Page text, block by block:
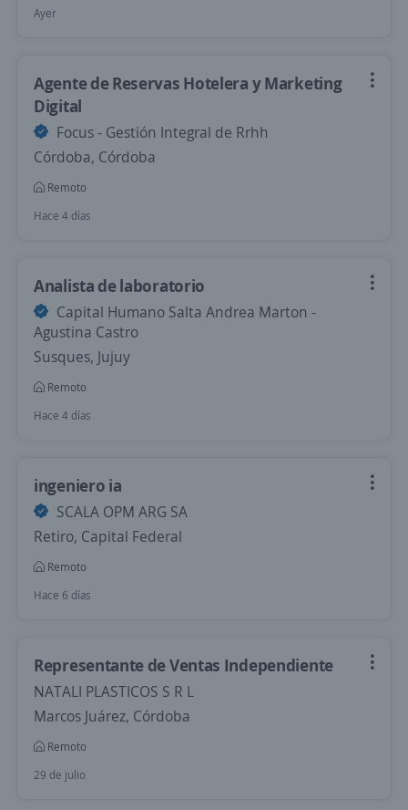
Ayer
Agente de Reservas Hotelera y Marketing
Digital
Focus - Gestión Integral de Rrhh
Córdoba, Córdoba
Remoto
Hace 4 días
Analista de laboratorio
Capital Humano Salta Andrea Marton -
Agustina Castro
Susques, Jujuy
Remoto
Hace 4 días
ingeniero ia
SCALA OPM ARG SA
Retiro, Capital Federal
Remoto
Hace 6 días
Representante de Ventas Independiente
NATALI PLASTICOS S R L
Marcos Juárez, Córdoba
Remoto
29 de julio